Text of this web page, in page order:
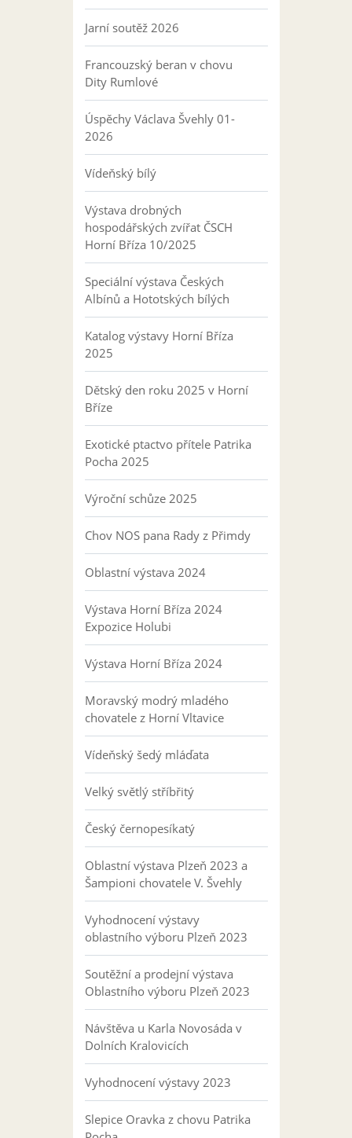
Jarní soutěž 2026
Francouzský beran v chovu
Dity Rumlové
Úspěchy Václava Švehly 01-
2026
Vídeňský bílý
Výstava drobných
hospodářských zvířat ČSCH
Horní Bříza 10/2025
Speciální výstava Českých
Albínů a Hototských bílých
Katalog výstavy Horní Bříza
2025
Dětský den roku 2025 v Horní
Bříze
Exotické ptactvo přítele Patrika
Pocha 2025
Výroční schůze 2025
Chov NOS pana Rady z Přimdy
Oblastní výstava 2024
Výstava Horní Bříza 2024
Expozice Holubi
Výstava Horní Bříza 2024
Moravský modrý mladého
chovatele z Horní Vltavice
Vídeňský šedý mláďata
Velký světlý stříbřitý
Český černopesíkatý
Oblastní výstava Plzeň 2023 a
Šampioni chovatele V. Švehly
Vyhodnocení výstavy
oblastního výboru Plzeň 2023
Soutěžní a prodejní výstava
Oblastního výboru Plzeň 2023
Návštěva u Karla Novosáda v
Dolních Kralovicích
Vyhodnocení výstavy 2023
Slepice Oravka z chovu Patrika